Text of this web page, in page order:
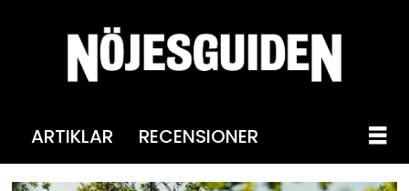
ARTIKLAR RECENSIONER